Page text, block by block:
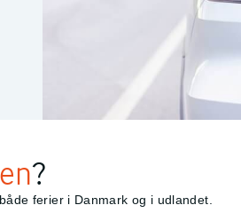
?
ferier i Danmark og i udlandet.